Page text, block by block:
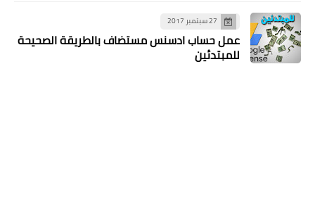
27 سبتمبر 2017
عمل حساب ادسنس مستضاف بالطريقة الصحيحة
للمبتدئين